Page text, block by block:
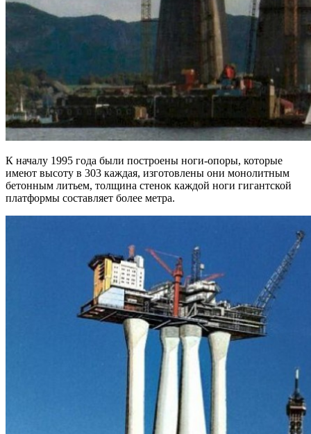
К началу 1995 года были построены ноги-опоры, которые
имеют высоту в 303 каждая, изготовлены они монолитным
бетонным литьем, толщина стенок каждой ноги гигантской
платформы составляет более метра.